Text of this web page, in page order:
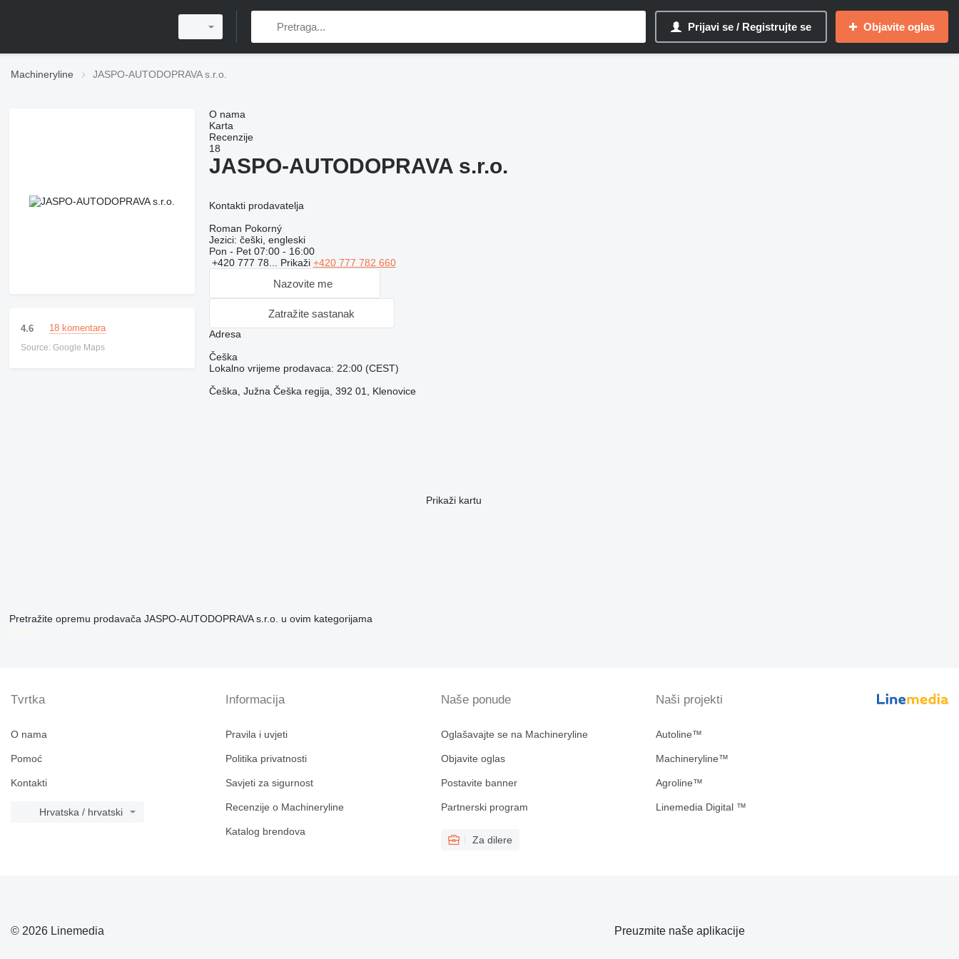
Prijavi se / Registrujte se Objavite oglas
Machineryline JASPO-AUTODOPRAVA s.r.o.
4.6 18 komentara
Source: Google Maps
O nama
Karta
Recenzije
18
JASPO-AUTODOPRAVA s.r.o.
Kontakti prodavatelja
Roman Pokorný
Jezici: češki, engleski
Pon - Pet 07:00 - 16:00
+420 777 78... Prikaži +420 777 782 660
Nazovite me
Zatražite sastanak
Adresa
Češka
Lokalno vrijeme prodavaca: 22:00 (CEST)
Češka, Južna Češka regija, 392 01, Klenovice
Prikaži kartu
Pretražite opremu prodavača JASPO-AUTODOPRAVA s.r.o. u ovim kategorijama
disallow-in-dsa
Tvrtka
O nama
Pomoć
Kontakti
Hrvatska / hrvatski
Informacija
Pravila i uvjeti
Politika privatnosti
Savjeti za sigurnost
Recenzije o Machineryline
Katalog brendova
Naše ponude
Oglašavajte se na Machineryline
Objavite oglas
Postavite banner
Partnerski program
Za dilere
Naši projekti
Autoline™
Machineryline™
Agroline™
Linemedia Digital ™
© 2026 Linemedia Preuzmite naše aplikacije